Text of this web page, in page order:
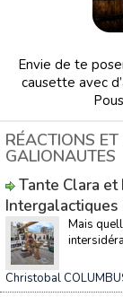
Envie de te
causette avec
RÉACTIONS
GALIONAUTES
Tante Clara et
Intergalactiques
Mais
Christobal